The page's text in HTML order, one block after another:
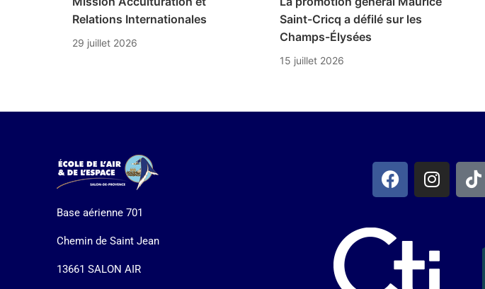
Relations Internationales
29 juillet 2026
Saint-Cricq a défilé sur les
Champs-Élysées
15 juillet 2026
Base aérienne 701
Chemin de Saint Jean
13661 SALON AIR